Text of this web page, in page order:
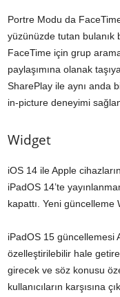
Portre Modu da
yüzünüzde tutan
FaceTime için grup
paylaşımına olanak
SharePlay ile aynı anda
in-picture deneyimi
Widget
iOS 14 ile Apple
iPadOS 14’te
kapattı. Yeni güncelleme
iPadOS 15 güncellemesi
özelleştirilebilir hale
girecek ve söz konusu
kullanıcıların karşısına